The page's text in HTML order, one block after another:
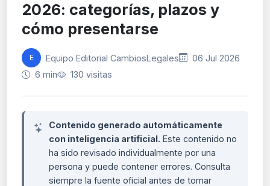
2026: categorías, plazos y
cómo presentarse
E Equipo Editorial CambiosLegales
06 Jul 2026
6 min
130 visitas
Contenido generado automáticamente
con inteligencia artificial. Este contenido no
ha sido revisado individualmente por una
persona y puede contener errores. Consulta
siempre la fuente oficial antes de tomar